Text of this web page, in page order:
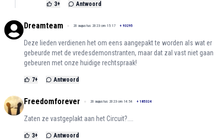
3+ Antwoord
Dreamteam 20 augustus 2023 om 15:17 + 93295
Deze lieden verdienen het om eens aangepakt te worden als wat er
gebeurde met de vredesdemonstranten, maar dat zal vast niet gaan
gebeuren met onze huidige rechtspraak!
7+ Antwoord
Freedomforever 20 augustus 2023 om 14:54 + 185324
Zaten ze vastgeplakt aan het Circuit?....
3+ Antwoord